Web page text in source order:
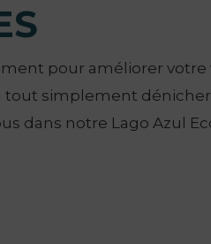
pour améliorer votre
tout simplement
dans notre Lago Azul